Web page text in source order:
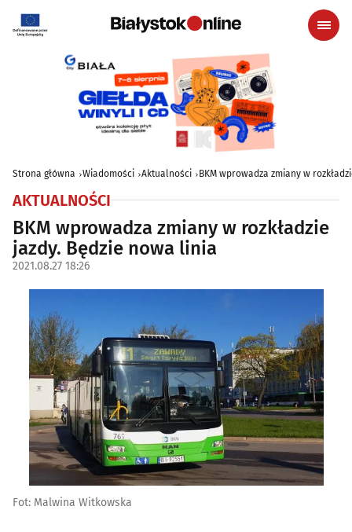
Strona główna Wiadomości Aktualności BKM wprowadza zmiany w
AKTUALNOŚCI
BKM wprowadza zmiany w rozkładzie
jazdy. Będzie nowa linia
2021.08.27 18:26
Fot: Malwina Witkowska